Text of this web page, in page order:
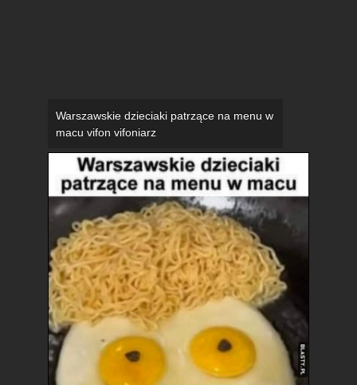
Warszawskie dzieciaki patrzące na menu w
macu vifon vifoniarz